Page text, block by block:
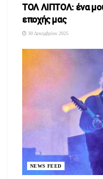
ΤΟΛ ΛΙΠΤΟΛ: ένα
εποχής μας
30 Δεκεμβρίου 2025
NEWS FEED